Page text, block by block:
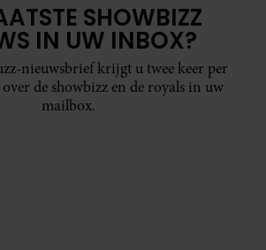
SHOWBIZZ
IN UW INBOX?
nieuwsbrief krijgt u twee keer per
de showbizz en de royals in uw
mailbox.